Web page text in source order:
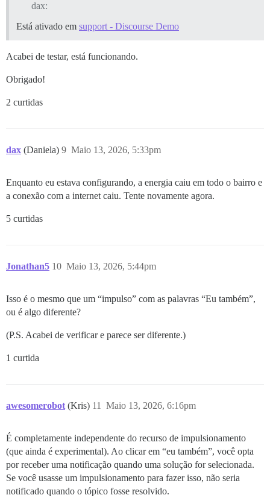
dax:
Está ativado em support - Discourse Demo
Acabei de testar, está funcionando.
Obrigado!
2 curtidas
dax (Daniela) Maio 13, 2026, 5:33pm
9
Enquanto eu estava configurando, a energia caiu em todo o bairro e
a conexão com a internet caiu. Tente novamente agora.
5 curtidas
Jonathan5 Maio 13, 2026, 5:44pm
10
Isso é o mesmo que um “impulso” com as palavras “Eu também”,
ou é algo diferente?
(P.S. Acabei de verificar e parece ser diferente.)
1 curtida
awesomerobot (Kris) Maio 13, 2026, 6:16pm
11
É completamente independente do recurso de impulsionamento
(que ainda é experimental). Ao clicar em “eu também”, você opta
por receber uma notificação quando uma solução for selecionada.
Se você usasse um impulsionamento para fazer isso, não seria
notificado quando o tópico fosse resolvido.